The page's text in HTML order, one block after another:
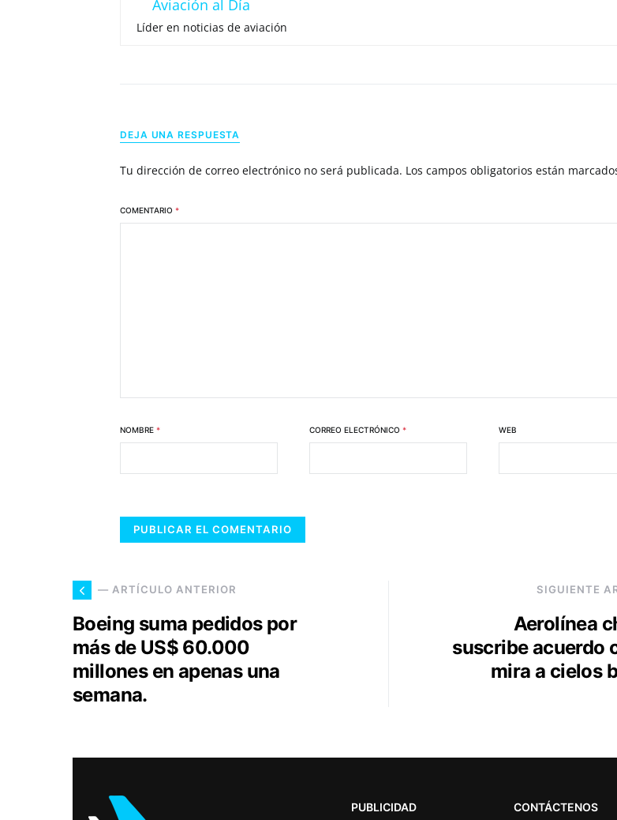
Aviación al Día
Líder en noticias de aviación
DEJA UNA RESPUESTA
Tu dirección de correo electrónico no será publicada. Los campos obligatorios están
COMENTARIO *
NOMBRE * CORREO ELECTRÓNICO * WEB
— ARTÍCULO ANTERIOR
Boeing suma pedidos por
más de US$ 60.000
millones en apenas una
semana.
SIGUIENTE
Aerolínea
suscribe acuerdo
mira a cielos
PUBLICIDAD CONTÁCTENOS